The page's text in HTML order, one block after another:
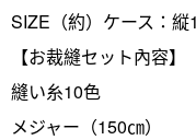
SIZE（約）ケース：
【お裁縫セット內容】
縫い糸10色
メジャー（150㎝）